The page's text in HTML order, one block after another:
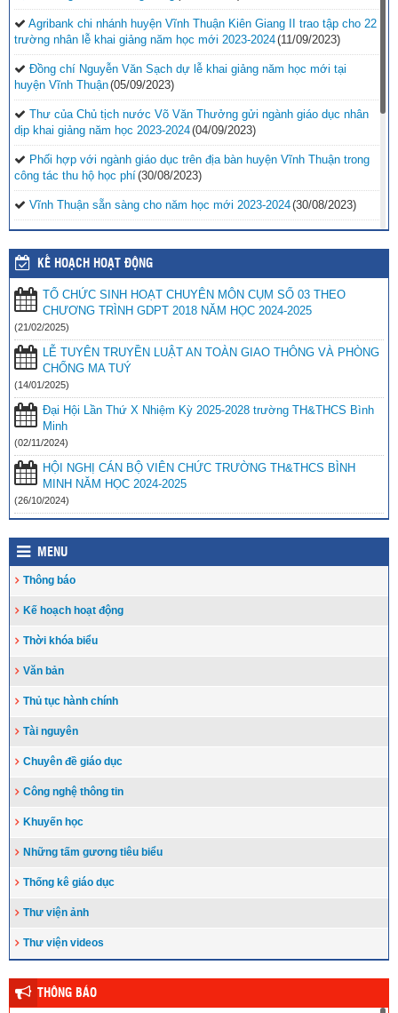
Agribank chi nhánh huyện Vĩnh Thuận Kiên Giang II trao tập cho 22
trường nhân lễ khai giảng năm học mới 2023-2024(11/09/2023)
Đồng chí Nguyễn Văn Sạch dự lễ khai giảng năm học mới tại
huyện Vĩnh Thuận(05/09/2023)
Thư của Chủ tịch nước Võ Văn Thưởng gửi ngành giáo dục nhân
dịp khai giảng năm học 2023-2024(04/09/2023)
Phối hợp với ngành giáo dục trên địa bàn huyện Vĩnh Thuận trong
công tác thu hộ học phí(30/08/2023)
Vĩnh Thuận sẵn sàng cho năm học mới 2023-2024(30/08/2023)
Tổng kết năm học 2022-2023 và triển khai phương hướng, nhiệm
vụ trọng tâm năm học 2023-2024(30/08/2023)
Trao 20 suất quà cho học sinh có hoàn cảnh khó khăn trước thềm
năm học mới(25/08/2023)
Toà án nhân dân tỉnh Kiên Giang tặng Quỹ khuyến học huyện Vĩnh
Thuận trước thềm năm học 2023-2024 (15/08/2023)
Đẩy nhanh tiến độ thi công “Công trình xây nhà khuyến học năm
2023” tặng học sinh nghèo vượt khó học giỏi hiện chưa có nhà
ở(10/08/2023)
KẾ HOẠCH HOẠT ĐỘNG
TỔ CHỨC SINH HOẠT CHUYÊN MÔN CỤM SỐ 03 THEO
CHƯƠNG TRÌNH GDPT 2018 NĂM HỌC 2024-2025
(21/02/2025)
LỄ TUYÊN TRUYỀN LUẬT AN TOÀN GIAO THÔNG VÀ PHÒNG
CHỐNG MA TUÝ
(14/01/2025)
Đại Hội Lần Thứ X Nhiệm Kỳ 2025-2028 trường TH&THCS Bình
Minh
(02/11/2024)
HỘI NGHỊ CÁN BỘ VIÊN CHỨC TRƯỜNG TH&THCS BÌNH
MINH NĂM HỌC 2024-2025
(26/10/2024)
MENU
Thông báo
Kế hoạch hoạt động
Thời khóa biểu
Văn bản
Thủ tục hành chính
Tài nguyên
Chuyên đề giáo dục
Công nghệ thông tin
Khuyến học
Những tấm gương tiêu biểu
Thống kê giáo dục
Thư viện ảnh
Thư viện videos
THÔNG BÁO